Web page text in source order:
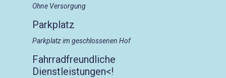
Ohne Versorgung
Parkplatz
Parkplatz im geschlossenen Hof
Fahrradfreundliche
Dienstleistungen<!